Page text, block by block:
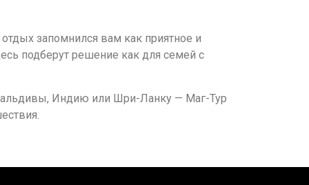
запомнился вам как приятное и
подберут решение как для семей с
Индию или Шри-Ланку — Маг-Тур